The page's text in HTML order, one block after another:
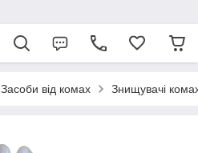
Засоби від комах Знищувачі